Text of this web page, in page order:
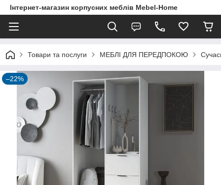
Інтернет-магазин корпусних меблів Mebel-Home
Товари та послуги МЕБЛІ ДЛЯ ПЕРЕДПОКОЮ
–22%